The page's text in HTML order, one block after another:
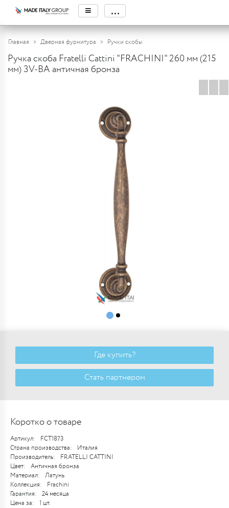
≡ ...
Главная Дверная фурнитура Ручки скобы
Ручка скоба Fratelli Cattini "FRACHINI" 260 мм (215
мм) 3V-BA античная бронза
Где купить?
Стать партнером
Коротко о товаре
Артикул:
FCT1873
Страна производства:
Италия
Производитель:
FRATELLI CATTINI
Цвет:
Античная бронза
Материал:
Латунь
Коллекция:
Frachini
Гарантия:
24 месяца
Цена за:
1 шт.